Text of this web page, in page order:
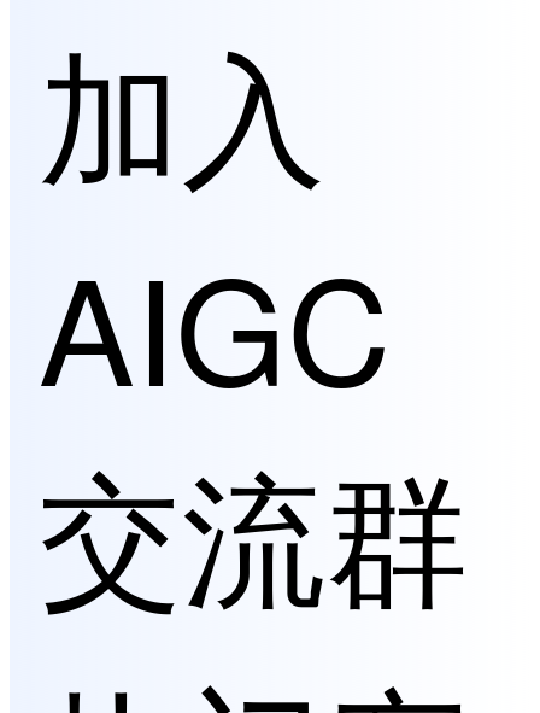
加入
AIGC
交流群